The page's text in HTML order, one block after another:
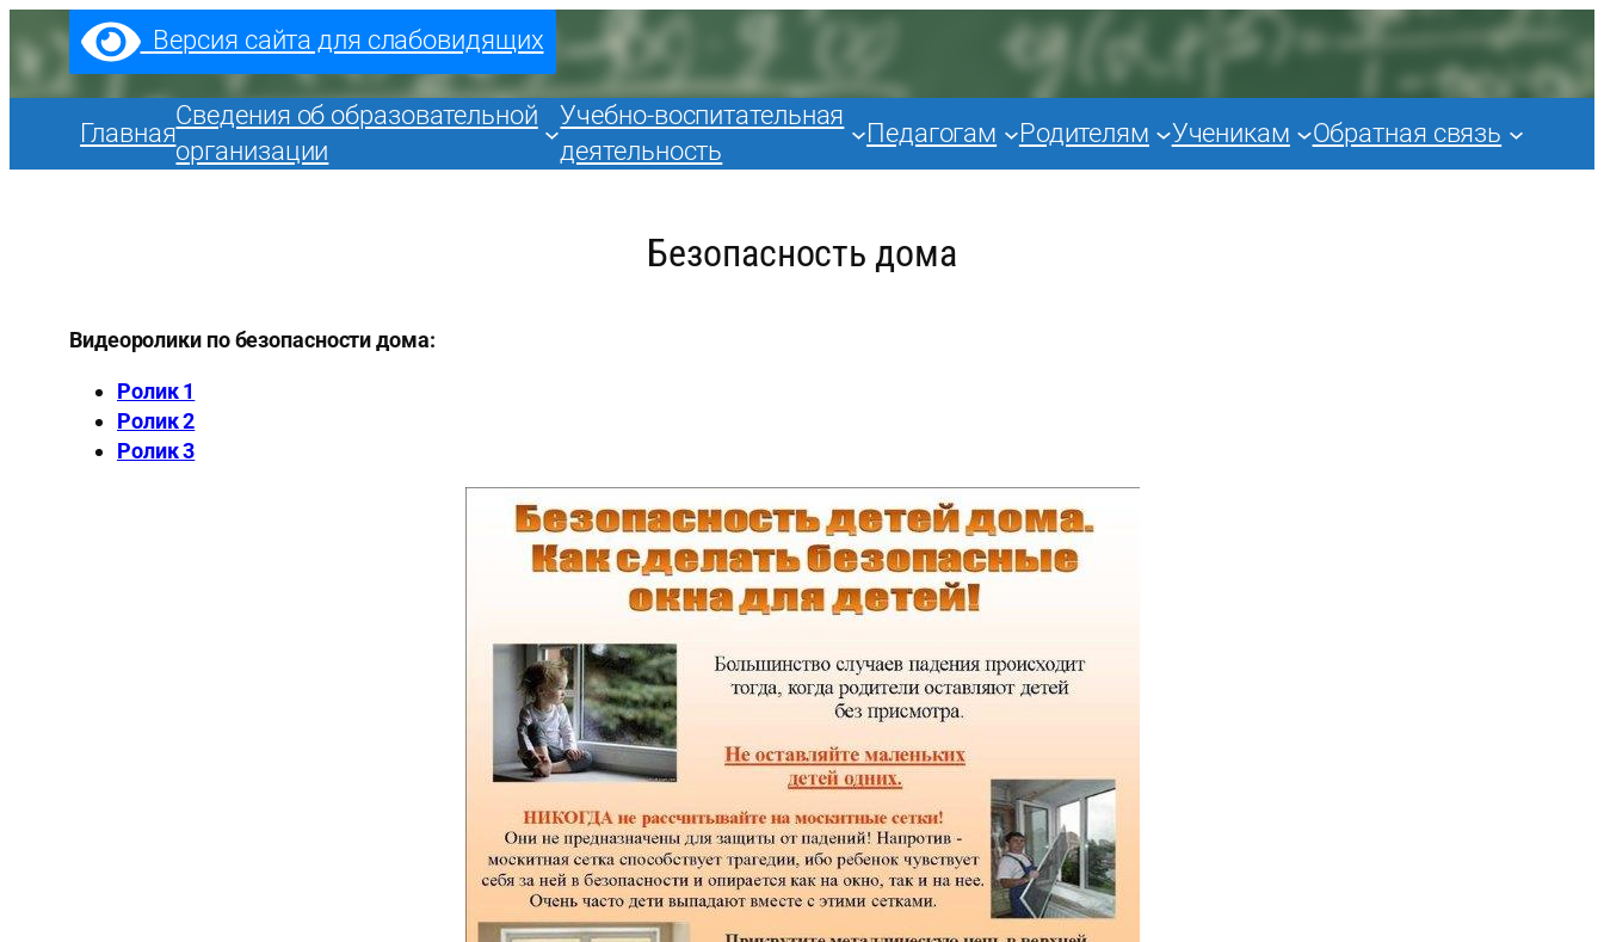
Перейти
содержимому
Версия сайта для слабовидящих
Главная
Сведения об образовательной
организации
Учебно-воспитательная
деятельность
Педагогам Родителям Ученикам Обратная связь
Безопасность дома
Видеоролики по безопасности дома:
Ролик 1
Ролик 2
Ролик 3